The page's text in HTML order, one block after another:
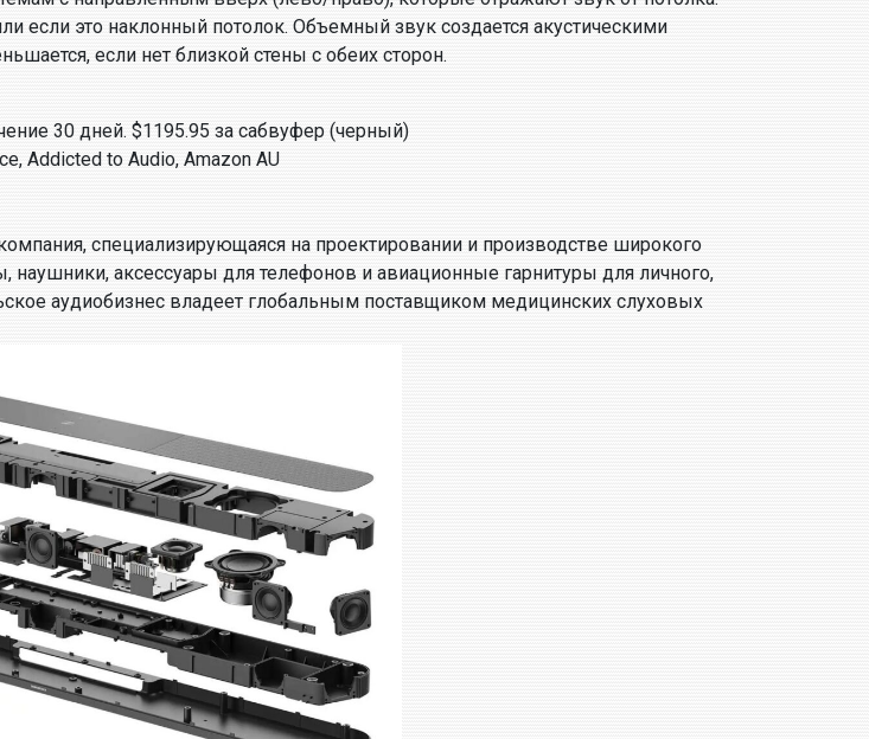
если это наклонный потолок. Объемный звук создается акустическими
если нет близкой стены с обеих сторон.
30 дней. $1195.95 за сабвуфер (черный)
Addicted to Audio, Amazon AU
специализирующаяся на проектировании и производстве широкого
аксессуары для телефонов и авиационные гарнитуры для личного,
аудиобизнес владеет глобальным поставщиком медицинских слуховых